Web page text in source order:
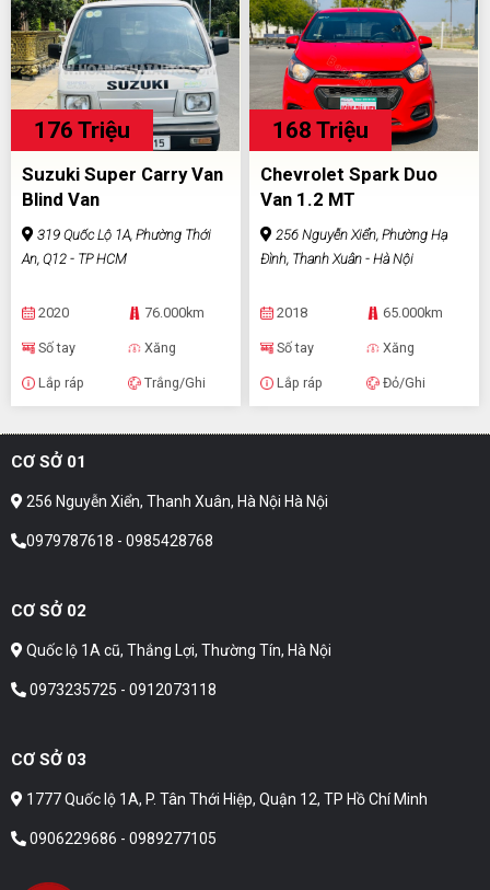
176 Triệu
Suzuki Super Carry Van
Blind Van
319 Quốc Lộ 1A, Phường Thới
An, Q12 - TP HCM
2020 76.000km
Số tay Xăng
Lắp ráp Trắng/Ghi
168 Triệu
Chevrolet Spark Duo
Van 1.2 MT
256 Nguyễn Xiển, Phường Hạ
Đình, Thanh Xuân - Hà Nội
2018 65.000km
Số tay Xăng
Lắp ráp Đỏ/Ghi
CƠ SỞ 01
256 Nguyễn Xiển, Thanh Xuân, Hà Nội Hà Nội
0979787618 - 0985428768
CƠ SỞ 02
Quốc lộ 1A cũ, Thắng Lợi, Thường Tín, Hà Nội
0973235725 - 0912073118
CƠ SỞ 03
1777 Quốc lộ 1A, P. Tân Thới Hiệp, Quận 12, TP Hồ Chí Minh
0906229686 - 0989277105